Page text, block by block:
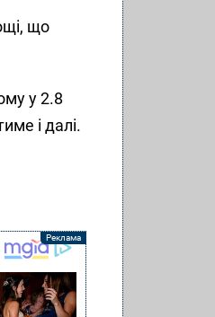
що
у 2.8
і далі.